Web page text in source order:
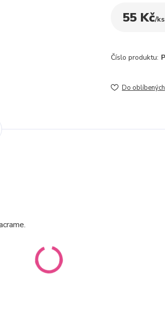
55 Kč/ks
Číslo produktu:
Do oblíbených